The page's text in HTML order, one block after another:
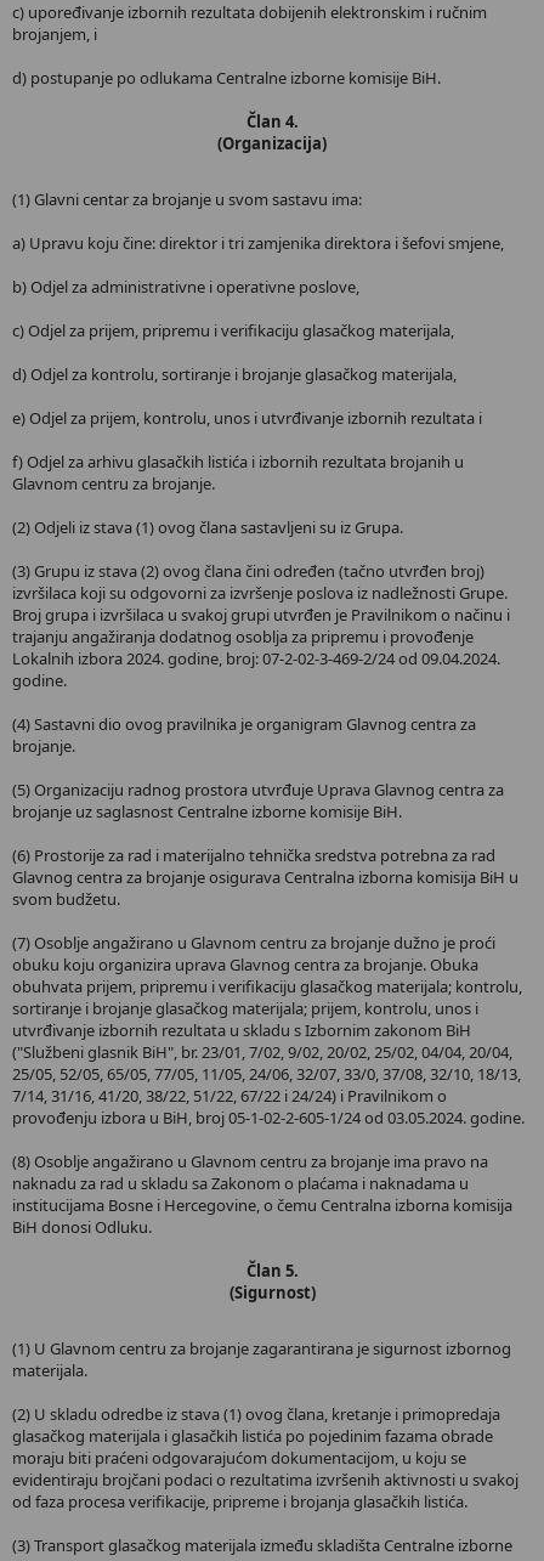
c) upoređivanje izbornih rezultata dobijenih elektronskim i ručnim
brojanjem, i
d) postupanje po odlukama Centralne izborne komisije BiH.
Član 4.
(Organizacija)
(1) Glavni centar za brojanje u svom sastavu ima:
a) Upravu koju čine: direktor i tri zamjenika direktora i šefovi smjene,
b) Odjel za administrativne i operativne poslove,
c) Odjel za prijem, pripremu i verifikaciju glasačkog materijala,
d) Odjel za kontrolu, sortiranje i brojanje glasačkog materijala,
e) Odjel za prijem, kontrolu, unos i utvrđivanje izbornih rezultata i
f) Odjel za arhivu glasačkih listića i izbornih rezultata brojanih u
Glavnom centru za brojanje.
(2) Odjeli iz stava (1) ovog člana sastavljeni su iz Grupa.
(3) Grupu iz stava (2) ovog člana čini određen (tačno utvrđen broj)
izvršilaca koji su odgovorni za izvršenje poslova iz nadležnosti Grupe.
Broj grupa i izvršilaca u svakoj grupi utvrđen je Pravilnikom o načinu i
trajanju angažiranja dodatnog osoblјa za pripremu i provođenje
Lokalnih izbora 2024. godine, broj: 07-2-02-3-469-2/24 od 09.04.2024.
godine.
(4) Sastavni dio ovog pravilnika je organigram Glavnog centra za
brojanje.
(5) Organizaciju radnog prostora utvrđuje Uprava Glavnog centra za
brojanje uz saglasnost Centralne izborne komisije BiH.
(6) Prostorije za rad i materijalno tehnička sredstva potrebna za rad
Glavnog centra za brojanje osigurava Centralna izborna komisija BiH u
svom budžetu.
(7) Osoblje angažirano u Glavnom centru za brojanje dužno je proći
obuku koju organizira uprava Glavnog centra za brojanje. Obuka
obuhvata prijem, pripremu i verifikaciju glasačkog materijala; kontrolu,
sortiranje i brojanje glasačkog materijala; prijem, kontrolu, unos i
utvrđivanje izbornih rezultata u skladu s Izbornim zakonom BiH
("Službeni glasnik BiH", br. 23/01, 7/02, 9/02, 20/02, 25/02, 04/04, 20/04,
25/05, 52/05, 65/05, 77/05, 11/05, 24/06, 32/07, 33/0, 37/08, 32/10, 18/13,
7/14, 31/16, 41/20, 38/22, 51/22, 67/22 i 24/24) i Pravilnikom o
provođenju izbora u BiH, broj 05-1-02-2-605-1/24 od 03.05.2024. godine.
(8) Osoblje angažirano u Glavnom centru za brojanje ima pravo na
naknadu za rad u skladu sa Zakonom o plaćama i naknadama u
institucijama Bosne i Hercegovine, o čemu Centralna izborna komisija
BiH donosi Odluku.
Član 5.
(Sigurnost)
(1) U Glavnom centru za brojanje zagarantirana je sigurnost izbornog
materijala.
(2) U skladu odredbe iz stava (1) ovog člana, kretanje i primopredaja
glasačkog materijala i glasačkih listića po pojedinim fazama obrade
moraju biti praćeni odgovarajućom dokumentacijom, u koju se
evidentiraju brojčani podaci o rezultatima izvršenih aktivnosti u svakoj
od faza procesa verifikacije, pripreme i brojanja glasačkih listića.
(3) Transport glasačkog materijala između skladišta Centralne izborne